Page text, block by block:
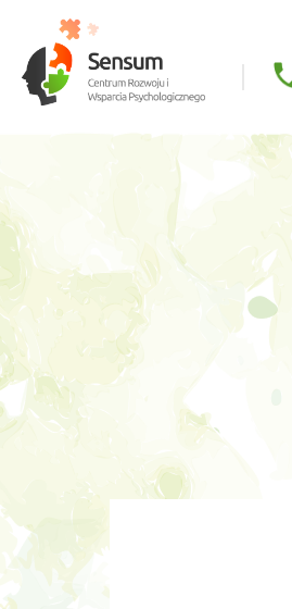
Diagnoza psychologiczna
Konsultacja biegłego
Psychoterapia indywidualna
Wsparcie dla firm